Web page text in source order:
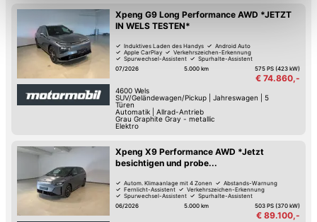
Einschränkung womöglich nicht mehr alle
Funktionalitäten der Website zur Verfügung stehen. Sie
können die Einstellungen jederzeit in unserer
Datenschutzerklärunganpassen.
Xpeng G9 Long Performance AWD *JETZT
IN WELS TESTEN*
Induktives Laden des Handys
Android Auto
Apple CarPlay
Verkehrszeichen-Erkennung
Spurwechsel-Assistent
Spurhalte-Assistent
Hochwertiges Sound-System
Reifendruck-Kontrolle
07/2026 5.000 km 575 PS (423 kW)
€ 74.860,-
4600 Wels
SUV/Geländewagen/Pickup| Jahreswagen
5
Türen
Automatik| Allrad-Antrieb
Grau Graphite Gray - metallic
Elektro
Xpeng X9 Performance AWD *Jetzt
besichtigen und probe...
Autom. Klimaanlage mit 4 Zonen
Abstands-Warnung
Fernlicht-Assistent
Verkehrszeichen-Erkennung
Spurwechsel-Assistent
Spurhalte-Assistent
Sitz-Belüftung
Keyless Go
06/2026 5.000 km 503 PS (370 kW)
€ 89.100,-